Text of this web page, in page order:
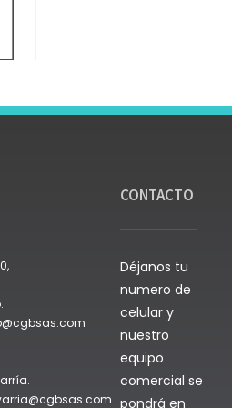
CONTACTO
Déjanos tu
numero de
celular y
nuestro
equipo
comercial se
pondrá en